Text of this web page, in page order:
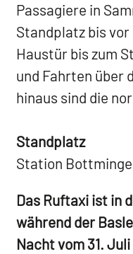
Passagiere in
Standplatz bis
Haustür bis zum
und Fahrten über
hinaus sind die
Standplatz
Station
Das Ruftaxi ist in
während der
Nacht vom 31.